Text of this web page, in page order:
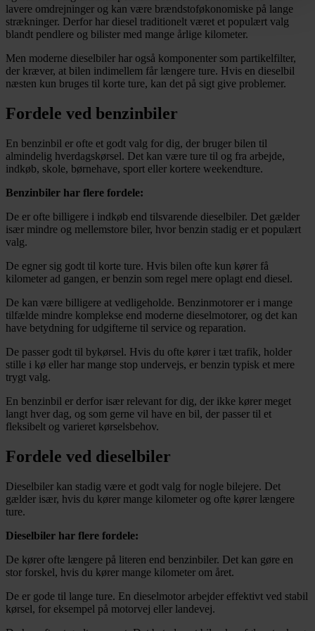
lavere omdrejninger og kan være brændstoføkonomiske på lange
strækninger. Derfor har diesel traditionelt været et populært valg
blandt pendlere og bilister med mange årlige kilometer.
Men moderne dieselbiler har også komponenter som partikelfilter,
der kræver, at bilen indimellem får længere ture. Hvis en dieselbil
næsten kun bruges til korte ture, kan det på sigt give problemer.
Fordele ved benzinbiler
En benzinbil er ofte et godt valg for dig, der bruger bilen til
almindelig hverdagskørsel. Det kan være ture til og fra arbejde,
indkøb, skole, børnehave, sport eller kortere weekendture.
Benzinbiler har flere fordele:
De er ofte billigere i indkøb end tilsvarende dieselbiler. Det gælder
især mindre og mellemstore biler, hvor benzin stadig er et populært
valg.
De egner sig godt til korte ture. Hvis bilen ofte kun kører få
kilometer ad gangen, er benzin som regel mere oplagt end diesel.
De kan være billigere at vedligeholde. Benzinmotorer er i mange
tilfælde mindre komplekse end moderne dieselmotorer, og det kan
have betydning for udgifterne til service og reparation.
De passer godt til bykørsel. Hvis du ofte kører i tæt trafik, holder
stille i kø eller har mange stop undervejs, er benzin typisk et mere
trygt valg.
En benzinbil er derfor især relevant for dig, der ikke kører meget
langt hver dag, og som gerne vil have en bil, der passer til et
fleksibelt og varieret kørselsbehov.
Fordele ved dieselbiler
Dieselbiler kan stadig være et godt valg for nogle bilejere. Det
gælder især, hvis du kører mange kilometer og ofte kører længere
ture.
Dieselbiler har flere fordele:
De kører ofte længere på literen end benzinbiler. Det kan gøre en
stor forskel, hvis du kører mange kilometer om året.
De er gode til lange ture. En dieselmotor arbejder effektivt ved stabil
kørsel, for eksempel på motorvej eller landevej.